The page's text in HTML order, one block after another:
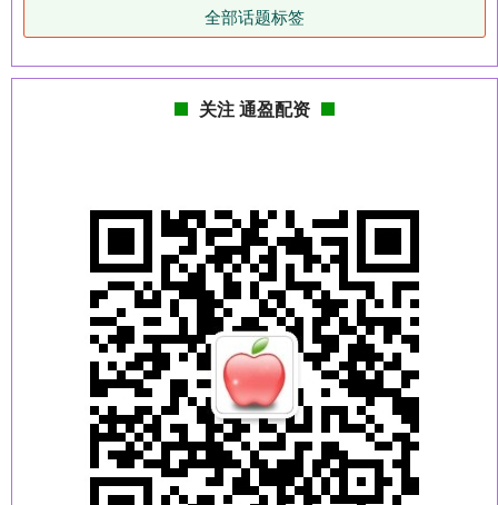
全部话题标签
关注 通盈配资